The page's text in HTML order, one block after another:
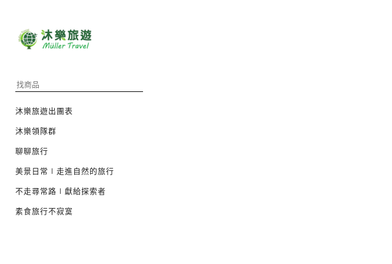
沐樂旅遊出團表
沐樂領隊群
聊聊旅行
美景日常∣走進自然的旅行
不走尋常路∣獻給探索者
素食旅行不寂寞